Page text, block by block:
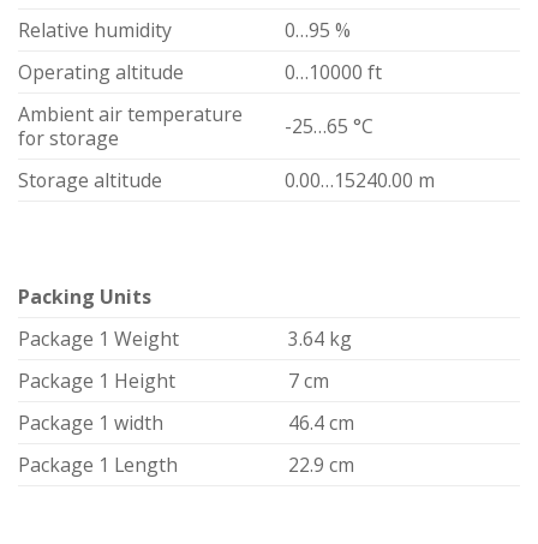
Relative humidity
0…95 %
Operating altitude
0…10000 ft
Ambient air temperature
for storage
-25…65 °C
Storage altitude 0.00…15240.00 m
Packing Units
Package 1 Weight
3.64 kg
Package 1 Height
7 cm
Package 1 width
46.4 cm
Package 1 Length
22.9 cm